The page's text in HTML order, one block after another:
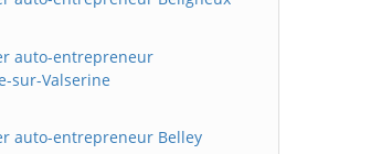
auto-entrepreneur
sur-Valserine
auto-entrepreneur Belley